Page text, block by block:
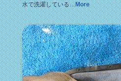
水で洗濯している…More